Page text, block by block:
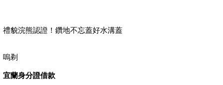
禮貌浣熊認證！鑽地不忘蓋好水溝蓋
嗚剃
宜蘭身分證借款